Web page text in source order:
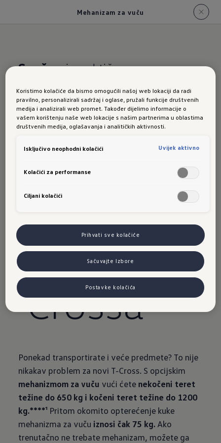
Mehanizam za vuču
Snažani praktičan
Mehaniz
am za
vuču
novog T-
Crossa
Ponekad transportirate i veće predmete? To nije
nikakav problem za novi T-Cross. S opcijskim
mehanizmom za vuču vući ćete nekočeni teret
težine do 650 kg i kočeni teret težine do 1200
kg.****¹ Pritom okomito opterećenje kuke
mehanizma za vuču iznosi čak 75 kg. Ako
trenutačno ne trebate mehanizam, možete ga
Koristimo kolačiće da bismo omogućili našoj web lokaciji da radi
pravilno, personalizirali sadržaj i oglase, pružali funkcije društvenih
medija i analizirali web promet. Također dijelimo informacije o
vašem korištenju naše web lokacije s našim partnerima u oblastima
društvenih medija, oglašavanja i analitičkih aktivnosti.
Isključivo neophodni kolačići Uvijek aktivno
Kolačići za performanse
Ciljani kolačići
Prihvati sve kolačiće
Sačuvajte Izbore
Postavke kolačića